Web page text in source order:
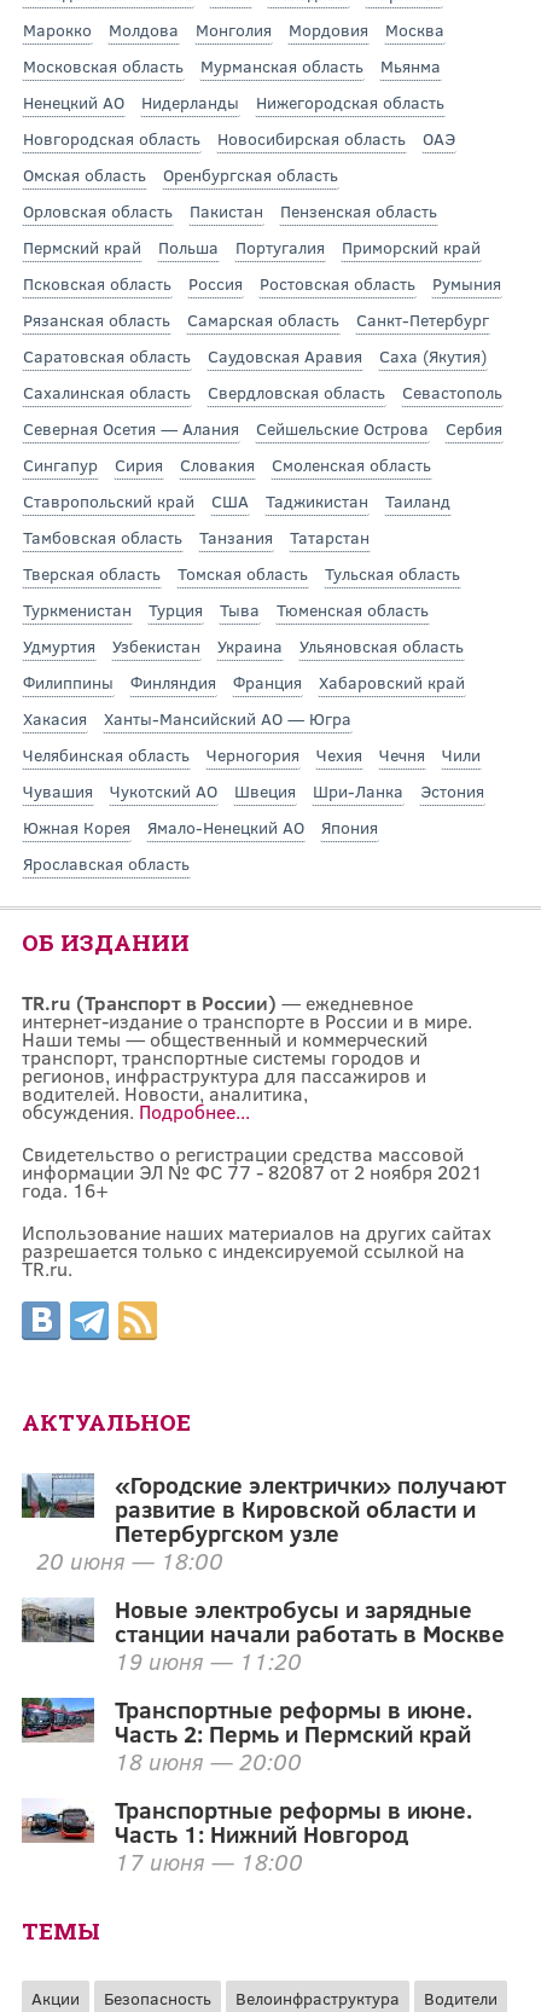
Марокко
Молдова Монголия Мордовия
Москва
Московская область
Мурманская область
Мьянма
Ненецкий АО
Нидерланды
Нижегородская область
Новгородская область
Новосибирская область
ОАЭ
Омская область
Оренбургская область
Орловская область
Пакистан
Пензенская область
Пермский край
Польша Португалия
Приморский край
Псковская область
Россия Ростовская область
Румыния
Рязанская область
Самарская область
Санкт-Петербург
Саратовская область
Саудовская Аравия
Саха (Якутия)
Сахалинская область
Свердловская область
Севастополь
Северная Осетия — Алания
Сейшельские Острова
Сербия
Сингапур
Сирия Словакия
Смоленская область
Ставропольский край
США Таджикистан
Таиланд
Тамбовская область
Танзания
Татарстан
Тверская область
Томская область
Тульская область
Туркменистан
Турция Тыва
Тюменская область
Удмуртия
Узбекистан Украина
Ульяновская область
Филиппины
Финляндия Франция
Хабаровский край
Хакасия
Ханты-Мансийский АО — Югра
Челябинская область
Черногория Чехия Чечня
Чили
Чувашия
Чукотский АО Швеция Шри-Ланка
Эстония
Южная Корея
Ямало-Ненецкий АО
Япония
Ярославская область
ОБ ИЗДАНИИ
TR.ru (Транспорт в России) — ежедневное
интернет-издание о транспорте в России и в мире.
Наши темы — общественный и коммерческий
транспорт, транспортные системы городов и
регионов, инфраструктура для пассажиров и
водителей. Новости, аналитика,
обсуждения. Подробнее...
Свидетельство о регистрации средства массовой
информации ЭЛ № ФС 77 - 82087 от 2 ноября 2021
года. 16+
Использование наших материалов на других сайтах
разрешается только с индексируемой ссылкой на
TR.ru.
АКТУАЛЬНОЕ
«Городские электрички» получают
развитие в Кировской области и
Петербургском узле
20 июня — 18:00
Новые электробусы и зарядные
станции начали работать в Москве
19 июня — 11:20
Транспортные реформы в июне.
Часть 2: Пермь и Пермский край
18 июня — 20:00
Транспортные реформы в июне.
Часть 1: Нижний Новгород
17 июня — 18:00
ТЕМЫ
Акции Безопасность Велоинфраструктура Водители